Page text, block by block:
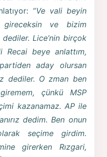
“Ve vali beyin
gireceksin ve bizim
Lice’nin birçok
Recai beye anlattım,
aday olursan
dediler. O zman ben
çünkü MSP
kazanamaz. AP ile
dedim. Ben onun
seçime girdim.
girerken Rızgari,